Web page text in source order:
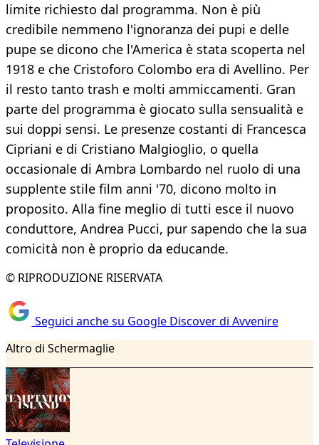
limite richiesto dal programma. Non è più
credibile nemmeno l'ignoranza dei pupi e delle
pupe se dicono che l'America è stata scoperta nel
1918 e che Cristoforo Colombo era di Avellino. Per
il resto tanto trash e molti ammiccamenti. Gran
parte del programma è giocato sulla sensualità e
sui doppi sensi. Le presenze costanti di Francesca
Cipriani e di Cristiano Malgioglio, o quella
occasionale di Ambra Lombardo nel ruolo di una
supplente stile film anni '70, dicono molto in
proposito. Alla fine meglio di tutti esce il nuovo
conduttore, Andrea Pucci, pur sapendo che la sua
comicità non è proprio da educande.
© RIPRODUZIONE RISERVATA
Seguici anche su Google Discover di Avvenire
Altro di Schermaglie